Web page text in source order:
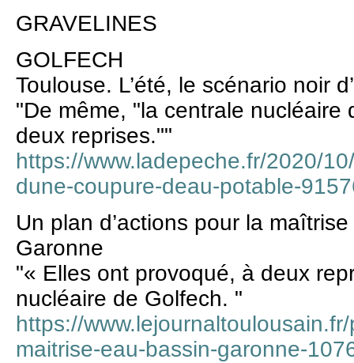
GRAVELINES
GOLFECH
Toulouse. L’été, le scénario noir
"De même, "la centrale nucléaire
deux reprises.""
https://www.ladepeche.fr/2020/
dune-coupure-deau-potable-
Un plan d’actions pour la
Garonne
"« Elles ont provoqué, à deux
nucléaire de Golfech. "
https://
maitrise-eau-bassin-garonne-